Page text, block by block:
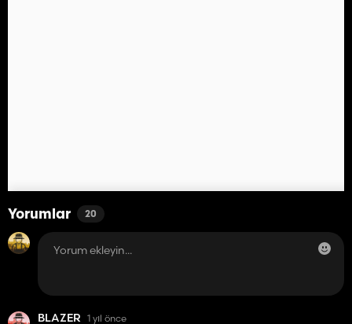
Yorumlar 20
BLAZER 1 yıl önce